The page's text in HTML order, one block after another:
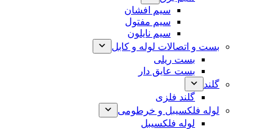
سیم افشان
سیم مفتول
سیم نایلون
بست و اتصالات لوله و کابل
بست ریلی
بست عایق دار
گلند
گلند فلزی
لوله فلکسیبل و خرطومی
لوله فلکسیبل